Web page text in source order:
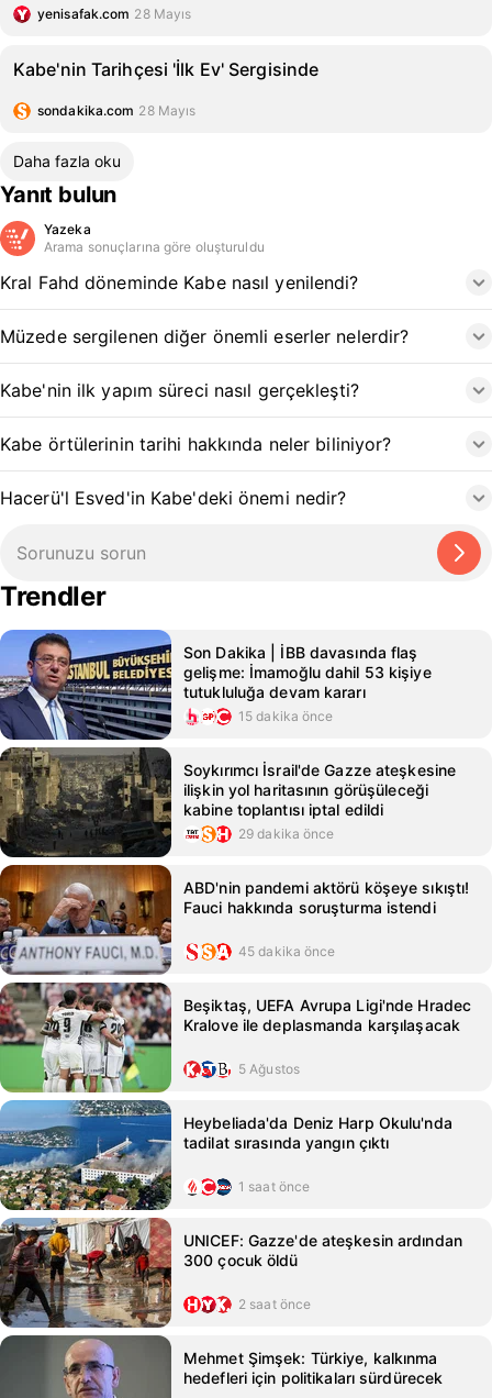
yenisafak.com 28 Mayıs
Kabe'nin Tarihçesi 'İlk Ev' Sergisinde
sondakika.com 28 Mayıs
Daha fazla oku
Yanıt bulun
Yazeka
Arama sonuçlarına göre oluşturuldu
Kral Fahd döneminde Kabe nasıl yenilendi?
Müzede sergilenen diğer önemli eserler nelerdir?
Kabe'nin ilk yapım süreci nasıl gerçekleşti?
Kabe örtülerinin tarihi hakkında neler biliniyor?
Hacerü'l Esved'in Kabe'deki önemi nedir?
Trendler
Son Dakika | İBB davasında flaş
gelişme: İmamoğlu dahil 53 kişiye
tutukluluğa devam kararı
15 dakika önce
Soykırımcı İsrail'de Gazze ateşkesine
ilişkin yol haritasının görüşüleceği
kabine toplantısı iptal edildi
29 dakika önce
ABD'nin pandemi aktörü köşeye sıkıştı!
Fauci hakkında soruşturma istendi
45 dakika önce
Beşiktaş, UEFA Avrupa Ligi'nde Hradec
Kralove ile deplasmanda karşılaşacak
5 Ağustos
Heybeliada'da Deniz Harp Okulu'nda
tadilat sırasında yangın çıktı
1 saat önce
UNICEF: Gazze'de ateşkesin ardından
300 çocuk öldü
2 saat önce
Mehmet Şimşek: Türkiye, kalkınma
hedefleri için politikaları sürdürecek